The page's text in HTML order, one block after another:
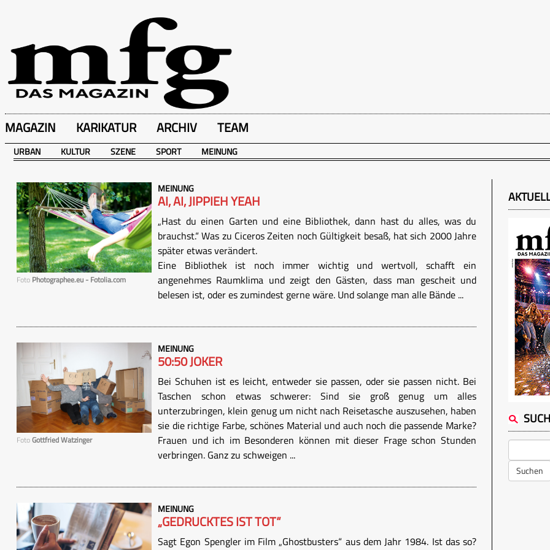
MAGAZIN KARIKATUR ARCHIV TEAM
URBAN KULTUR SZENE SPORT MEINUNG
Foto Photographee.eu - Fotolia.com
MEINUNG
AI, AI, JIPPIEH YEAH
„Hast du einen Garten und eine Bibliothek, dann hast du alles, was du
brauchst.“ Was zu Ciceros Zeiten noch Gültigkeit besaß, hat sich 2000 Jahre
später etwas verändert.
Eine Bibliothek ist noch immer wichtig und wertvoll, schafft ein
angenehmes Raumklima und zeigt den Gästen, dass man gescheit und
belesen ist, oder es zumindest gerne wäre. Und solange man alle Bände ...
FotoGottfried Watzinger
MEINUNG
50:50 JOKER
Bei Schuhen ist es leicht, entweder sie passen, oder sie passen nicht. Bei
Taschen schon etwas schwerer: Sind sie groß genug um alles
unterzubringen, klein genug um nicht nach Reisetasche auszusehen, haben
sie die richtige Farbe, schönes Material und auch noch die passende Marke?
Frauen und ich im Besonderen können mit dieser Frage schon Stunden
verbringen. Ganz zu schweigen ...
MEINUNG
„GEDRUCKTES IST TOT“
Sagt Egon Spengler im Film „Ghostbusters“ aus dem Jahr 1984. Ist das so?
Suchen